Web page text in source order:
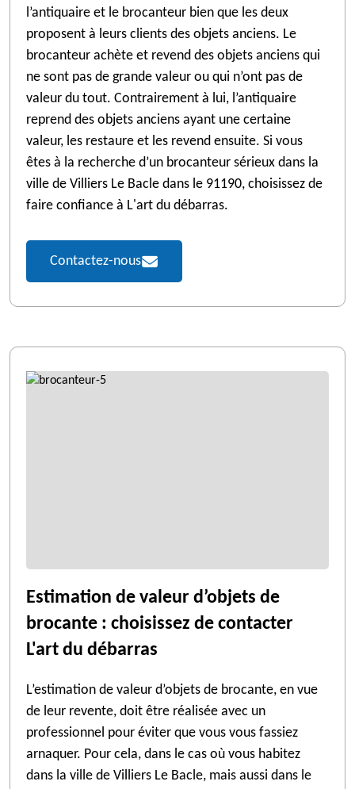
l’antiquaire et le brocanteur bien que les deux
proposent à leurs clients des objets anciens. Le
brocanteur achète et revend des objets anciens qui
ne sont pas de grande valeur ou qui n’ont pas de
valeur du tout. Contrairement à lui, l’antiquaire
reprend des objets anciens ayant une certaine
valeur, les restaure et les revend ensuite. Si vous
êtes à la recherche d’un brocanteur sérieux dans la
ville de Villiers Le Bacle dans le 91190, choisissez de
faire confiance à L'art du débarras.
Contactez-nous
Estimation de valeur d’objets de
brocante : choisissez de contacter
L'art du débarras
L’estimation de valeur d’objets de brocante, en vue
de leur revente, doit être réalisée avec un
professionnel pour éviter que vous vous fassiez
arnaquer. Pour cela, dans le cas où vous habitez
dans la ville de Villiers Le Bacle, mais aussi dans le